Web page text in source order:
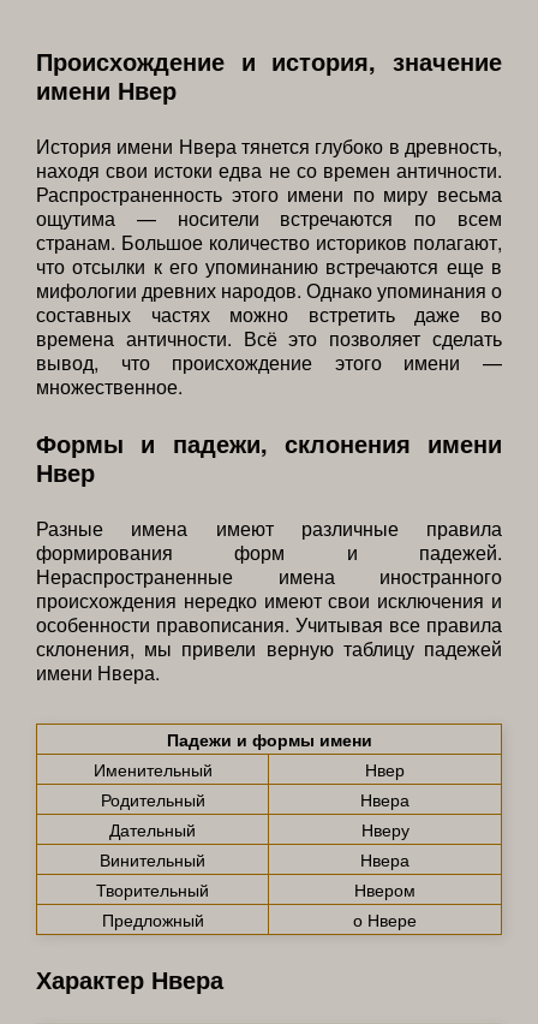
Происхождение и история, значение
имени Нвер
История имени Нвера тянется глубоко в древность,
находя свои истоки едва не со времен античности.
Распространенность этого имени по миру весьма
ощутима — носители встречаются по всем
странам. Большое количество историков полагают,
что отсылки к его упоминанию встречаются еще в
мифологии древних народов. Однако упоминания о
составных частях можно встретить даже во
времена античности. Всё это позволяет сделать
вывод, что происхождение этого имени —
множественное.
Формы и падежи, склонения имени
Нвер
Разные имена имеют различные правила
формирования форм и падежей.
Нераспространенные имена иностранного
происхождения нередко имеют свои исключения и
особенности правописания. Учитывая все правила
склонения, мы привели верную таблицу падежей
имени Нвера.
Падежи и формы имени
Именительный
Нвер
Родительный
Нвера
Дательный
Нверу
Винительный
Нвера
Творительный
Нвером
Предложный
о Нвере
Характер Нвера